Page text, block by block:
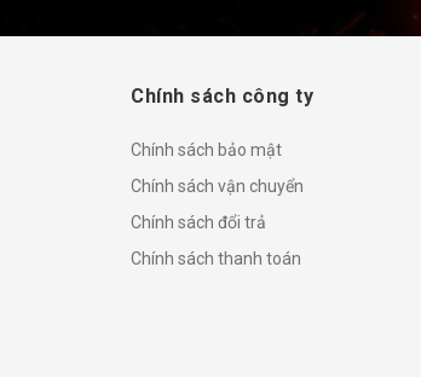
Chính sách công ty
Chính sách bảo mật
Chính sách vận chuyển
Chính sách đổi trả
Chính sách thanh toán